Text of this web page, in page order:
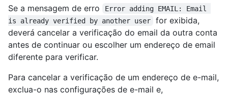
Se a mensagem de erro
Error adding EMAIL: Email
is already verified by another user
for exibida,
deverá cancelar a verificação do email da outra conta
antes de continuar ou escolher um endereço de email
diferente para verificar.
Para cancelar a verificação de um endereço de e-mail,
exclua-o nas configurações de e-mail e,